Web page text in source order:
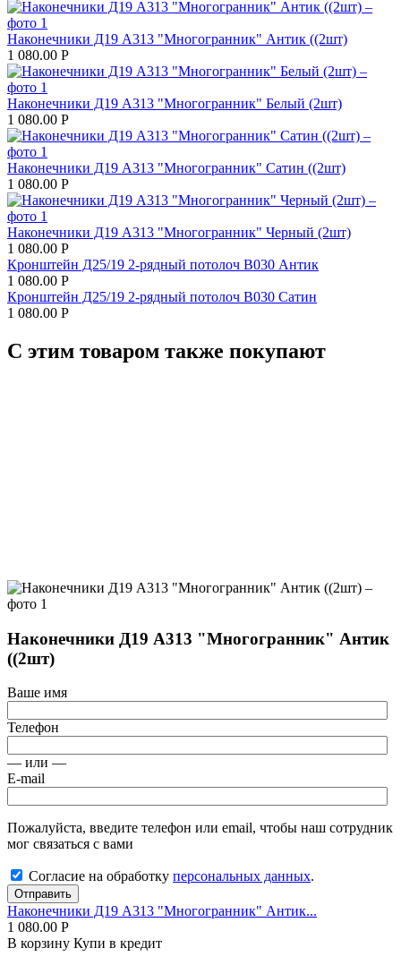
Наконечники Д19 А313 "Многогранник" Антик ((2шт)
1 080.00 Р
Наконечники Д19 А313 "Многогранник" Белый (2шт)
1 080.00 Р
Наконечники Д19 А313 "Многогранник" Сатин ((2шт)
1 080.00 Р
Наконечники Д19 А313 "Многогранник" Черный (2шт)
1 080.00 Р
Кронштейн Д25/19 2-рядный потолоч В030 Антик
1 080.00 Р
Кронштейн Д25/19 2-рядный потолоч В030 Сатин
1 080.00 Р
С этим товаром также покупают
Наконечники Д19 А313 "Многогранник" Антик
((2шт)
Ваше имя
Телефон
— или —
E-mail
Пожалуйста, введите телефон или email, чтобы наш сотрудник
мог связаться с вами
Согласие на обработку персональных данных.
Отправить
Наконечники Д19 А313 "Многогранник" Антик...
1 080.00 Р
В корзину Купи в кредит